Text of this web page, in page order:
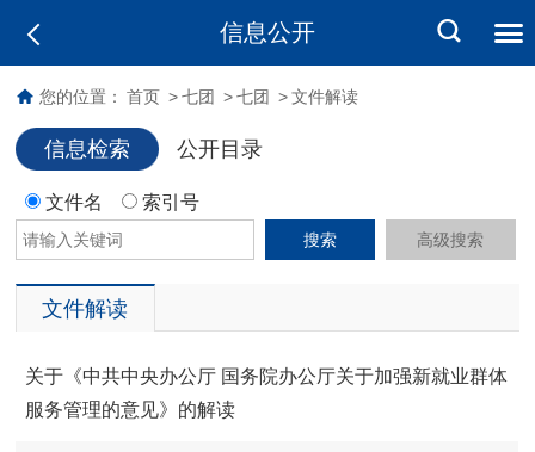
信息公开
您的位置： 首页 > 七团 > 七团 > 文件解读
信息检索 公开目录
文件名 索引号
搜索 高级搜索
文件解读
关于​《中共中央办公厅 国务院办公厅关于加强新就业群体
服务管理的意见》的解读